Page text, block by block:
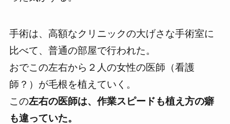
手術は、高額なクリニックの大げさな手術室に
比べて、普通の部屋で行われた。
おでこの左右から２人の女性の医師（看護
師？）が毛根を植えていく。
この左右の医師は、作業スピードも植え方の癖
も違っていた。